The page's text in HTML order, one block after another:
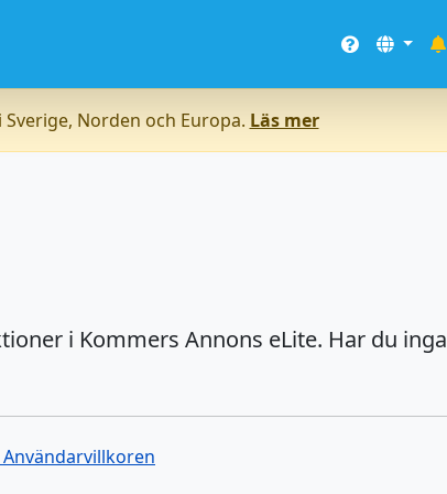
Norden och Europa. Läs mer
i Kommers Annons eLite. Har du inga
Användarvillkoren